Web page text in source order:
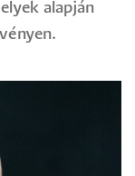
alapján